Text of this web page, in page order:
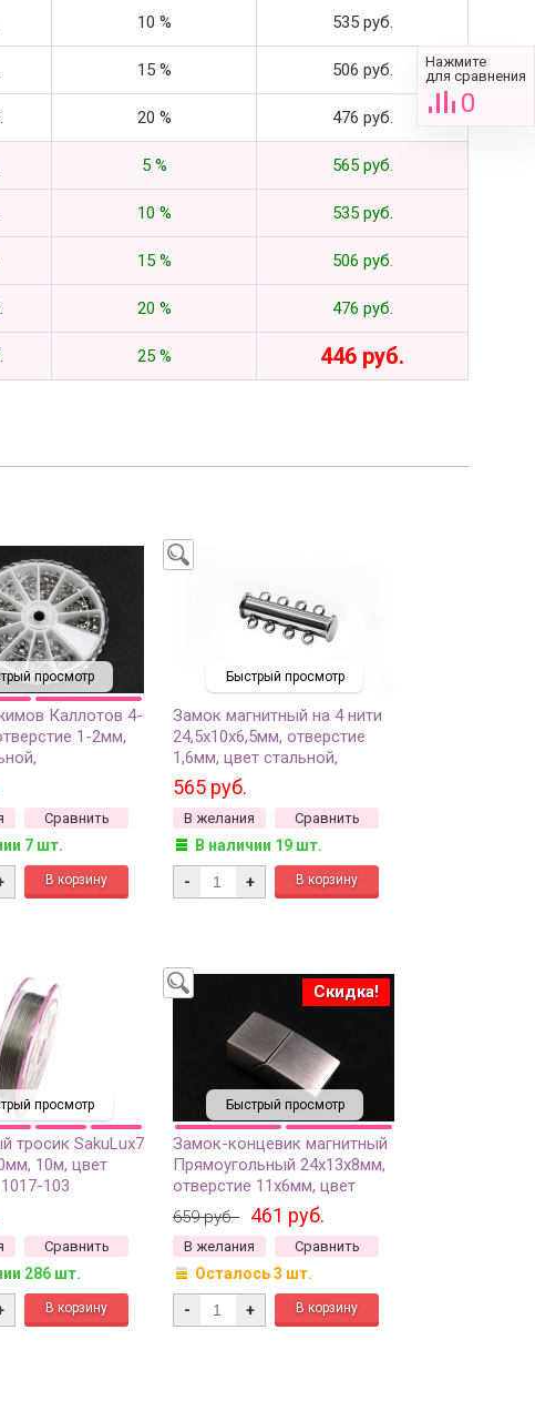
10 % 535 руб.
15 % 506 руб.
20 % 476 руб.
5 % 565 руб.
10 % 535 руб.
15 % 506 руб.
20 % 476 руб.
25 % 446 руб.
просмотр
Каллотов 4-
1-2мм,
сталь, 04-026,
100шт)
Сравнить
7 шт.
Быстрый просмотр
Замок магнитный на 4 нити
24,5х10х6,5мм, отверстие
1,6мм, цвет стальной,
хирургическая сталь, 10-190,
1шт
565 руб.
В желания Сравнить
В наличии 19 шт.
- +
просмотр
тросик SakuLux7
10м, цвет
103
Сравнить
286 шт.
Быстрый просмотр
Скидка!
Замок-концевик магнитный
Прямоугольный 24х13х8мм,
отверстие 11х6мм, цвет
стальной матовый,
хирургическая сталь, 10-208,
1шт
659 руб. 461 руб.
В желания Сравнить
Осталось 3 шт.
- +
Нажмите
для сравнения
0